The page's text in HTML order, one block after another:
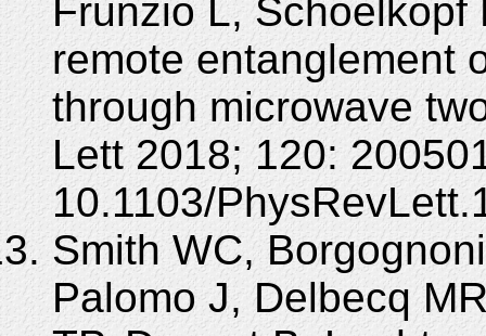
Frunzio L,
remote entanglement
through microwave
Lett 2018; 120:
10.1103/
Smith WC,
Palomo J, Delbecq